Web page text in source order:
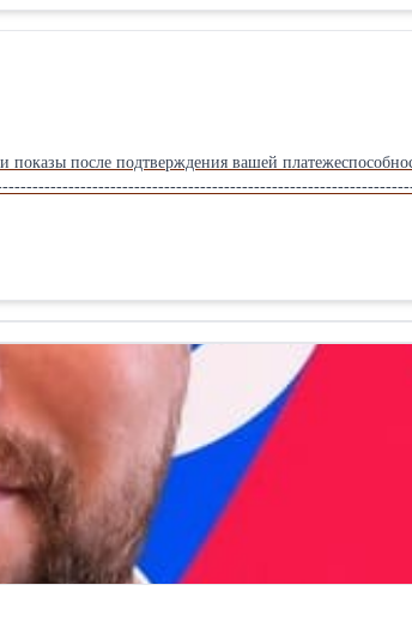
и показы после подтверждения вашей